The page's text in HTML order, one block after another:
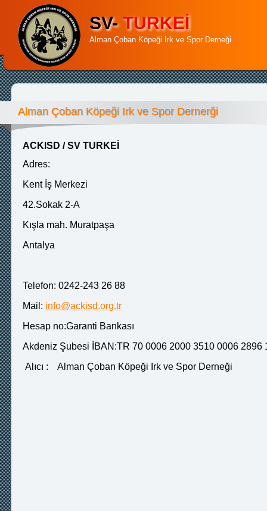
SV- TURKEİ
Alman Çoban Köpeği Irk ve Spor Derneği
Alman Çoban Köpeği Irk ve Spor Dernerği
ACKISD / SV TURKEİ
Adres:
Kent İş Merkezi
42.Sokak 2-A
Kışla mah. Muratpaşa
Antalya
Telefon: 0242-243 26 88
Mail: info@ackisd.org.tr
Hesap no:Garanti Bankası
Akdeniz Şubesi İBAN:TR 70 0006 2000 3510
Alıcı : Alman Çoban Köpeği Irk ve Spor Derneği